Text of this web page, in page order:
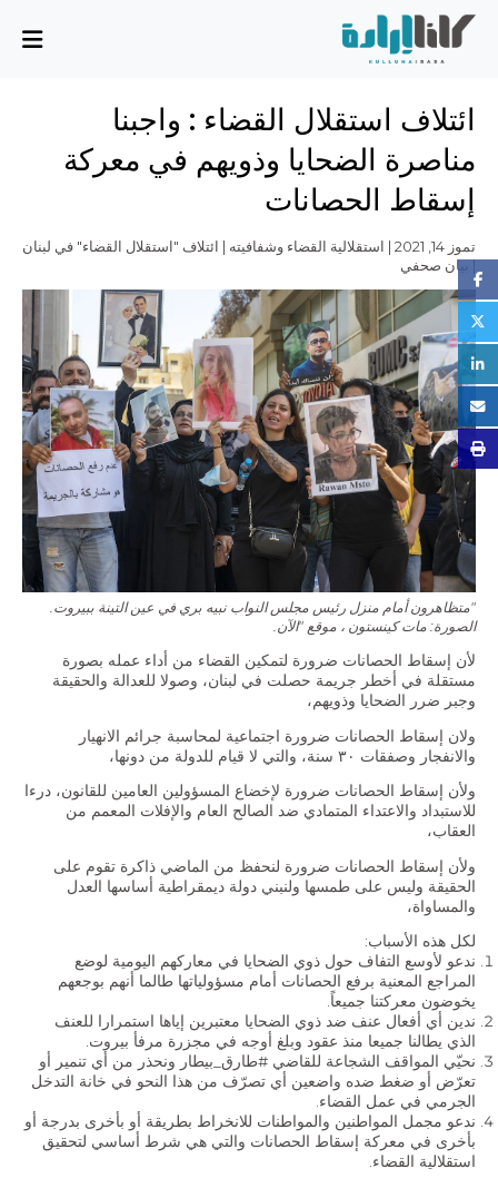
من نحن
المهمة والمخطط
مجلس الإدارة
الفريق التنفيذي
القضايا
تقرير الأنشطة
أسئلة شائعة
القضايا
بسط سيادة الدولة، وسيادة القانون، والحوكمة الرشيدة
الاقتصاد والمالية العامة
النفط والغاز
استقلالية القضاء وشفافيته
قطاع الطاقة
الفعاليات
الصحافة و الإعلام
في الأخبار
أحدث الإصدارات
الملفات الصحفية
إتصل بنا
AR
EN
ائتلاف استقلال القضاء : واجبنا
مناصرة الضحايا وذويهم في معركة
إسقاط الحصانات
تموز 14, 2021 | استقلالية القضاء وشفافيته | ائتلاف "استقلال القضاء" في لبنان
| بيان صحفي
"متظاهرون أمام منزل رئيس مجلس النواب نبيه بري في عين التينة ببيروت.
الصورة: مات كينستون ، موقع "الآن.
لأن إسقاط الحصانات ضرورة لتمكين القضاء من أداء عمله بصورة
مستقلة في أخطر جريمة حصلت في لبنان، وصولا للعدالة والحقيقة
وجبر ضرر الضحايا وذويهم،
ولان إسقاط الحصانات ضرورة اجتماعية لمحاسبة جرائم الانهيار
والانفجار وصفقات ٣٠ سنة، والتي لا قيام للدولة من دونها،
ولأن إسقاط الحصانات ضرورة لإخضاع المسؤولين العامين للقانون، درءا
للاستبداد والاعتداء المتمادي ضد الصالح العام والإفلات المعمم من
العقاب،
ولأن إسقاط الحصانات ضرورة لنحفظ من الماضي ذاكرة تقوم على
الحقيقة وليس على طمسها ولنبني دولة ديمقراطية أساسها العدل
والمساواة،
لكل هذه الأسباب:
ندعو لأوسع التفاف حول ذوي الضحايا في معاركهم اليومية لوضع
المراجع المعنية برفع الحصانات أمام مسؤولياتها طالما أنهم بوجعهم
يخوضون معركتنا جميعاً.
ندين أي أفعال عنف ضد ذوي الضحايا معتبرين إياها استمرارا للعنف
الذي يطالنا جميعا منذ عقود وبلغ أوجه في مجزرة مرفأ بيروت.
نحيّي المواقف الشجاعة للقاضي #طارق_بيطار ونحذر من أي تنمير أو
تعرّض أو ضغط ضده واضعين أي تصرّف من هذا النحو في خانة التدخل
الجرمي في عمل القضاء.
ندعو مجمل المواطنين والمواطنات للانخراط بطريقة أو بأخرى بدرجة أو
بأخرى في معركة إسقاط الحصانات والتي هي شرط أساسي لتحقيق
استقلالية القضاء.